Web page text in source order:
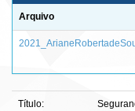
Arquivo
Título: